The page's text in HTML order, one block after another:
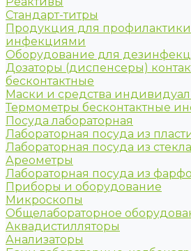
Стандарт-титры
Продукция для
инфекциями
Оборудование для
Дозаторы (диспенсеры)
бесконтактные
Маски и средства
Термометры бесконтактные
Посуда лабораторная
Лабораторная посуда из
Лабораторная посуда из стекла
Ареометры
Лабораторная посуда из
Приборы и оборудование
Микроскопы
Общелабораторное
Аквадистилляторы
Анализаторы